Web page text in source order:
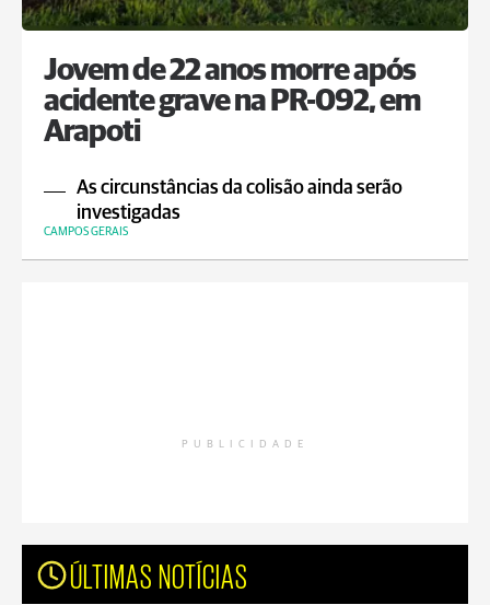
Jovem de 22 anos morre após
acidente grave na PR-092, em
Arapoti
As circunstâncias da colisão ainda serão
investigadas
CAMPOS GERAIS
PUBLICIDADE
ÚLTIMAS NOTÍCIAS